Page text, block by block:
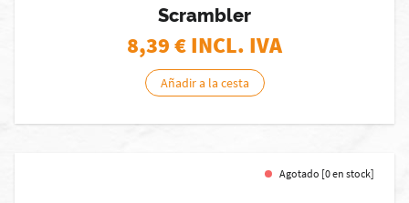
Scrambler
8,39€ INCL. IVA
Añadir a la cesta
Agotado [0 en stock]